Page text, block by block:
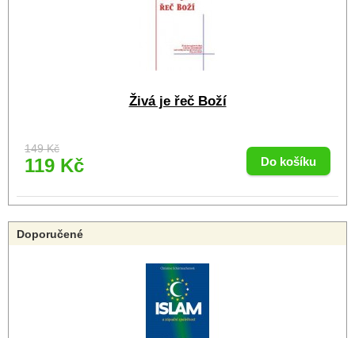
Živá je řeč Boží
149 Kč
119 Kč
Doporučené